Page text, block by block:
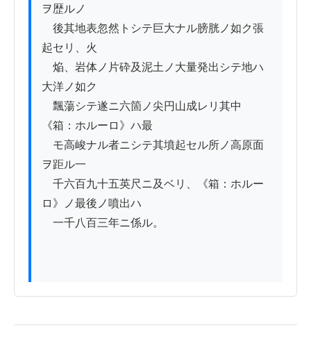
ヲ歴ルノ
後其地表忽然トシテ巨大ナル膀胱ノ如ク張
起セリ、火
焔、岩体ノ片砕及泥土ノ大量発出シテ地ハ
大洋ノ如ク
飄蕩シテ遂ニ六箇ノ尖円山成レリ其中
《箱：ホルーロ》ハ最
モ高峻ナル者ニシテ其墳起セル所ノ高原面
ヲ距ル一
千六百九十五英尺ニ及ベリ、《箱：ホルー
ロ》ノ最後ノ噴出ハ
一千八百三年ニ係ル。